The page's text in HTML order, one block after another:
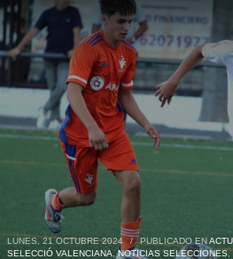
LUNES, 21 OCTUBRE 2024 / PUBLICADO EN
SELECCIÓ VALENCIANA,NOTICIAS SELECCIONES,